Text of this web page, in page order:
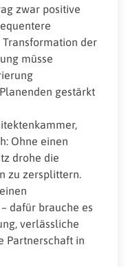
zwar positive
der
müsse
gestärkt
Ohne einen
drohe die
zu zersplittern.
dafür brauche es
verlässliche
Partnerschaft in